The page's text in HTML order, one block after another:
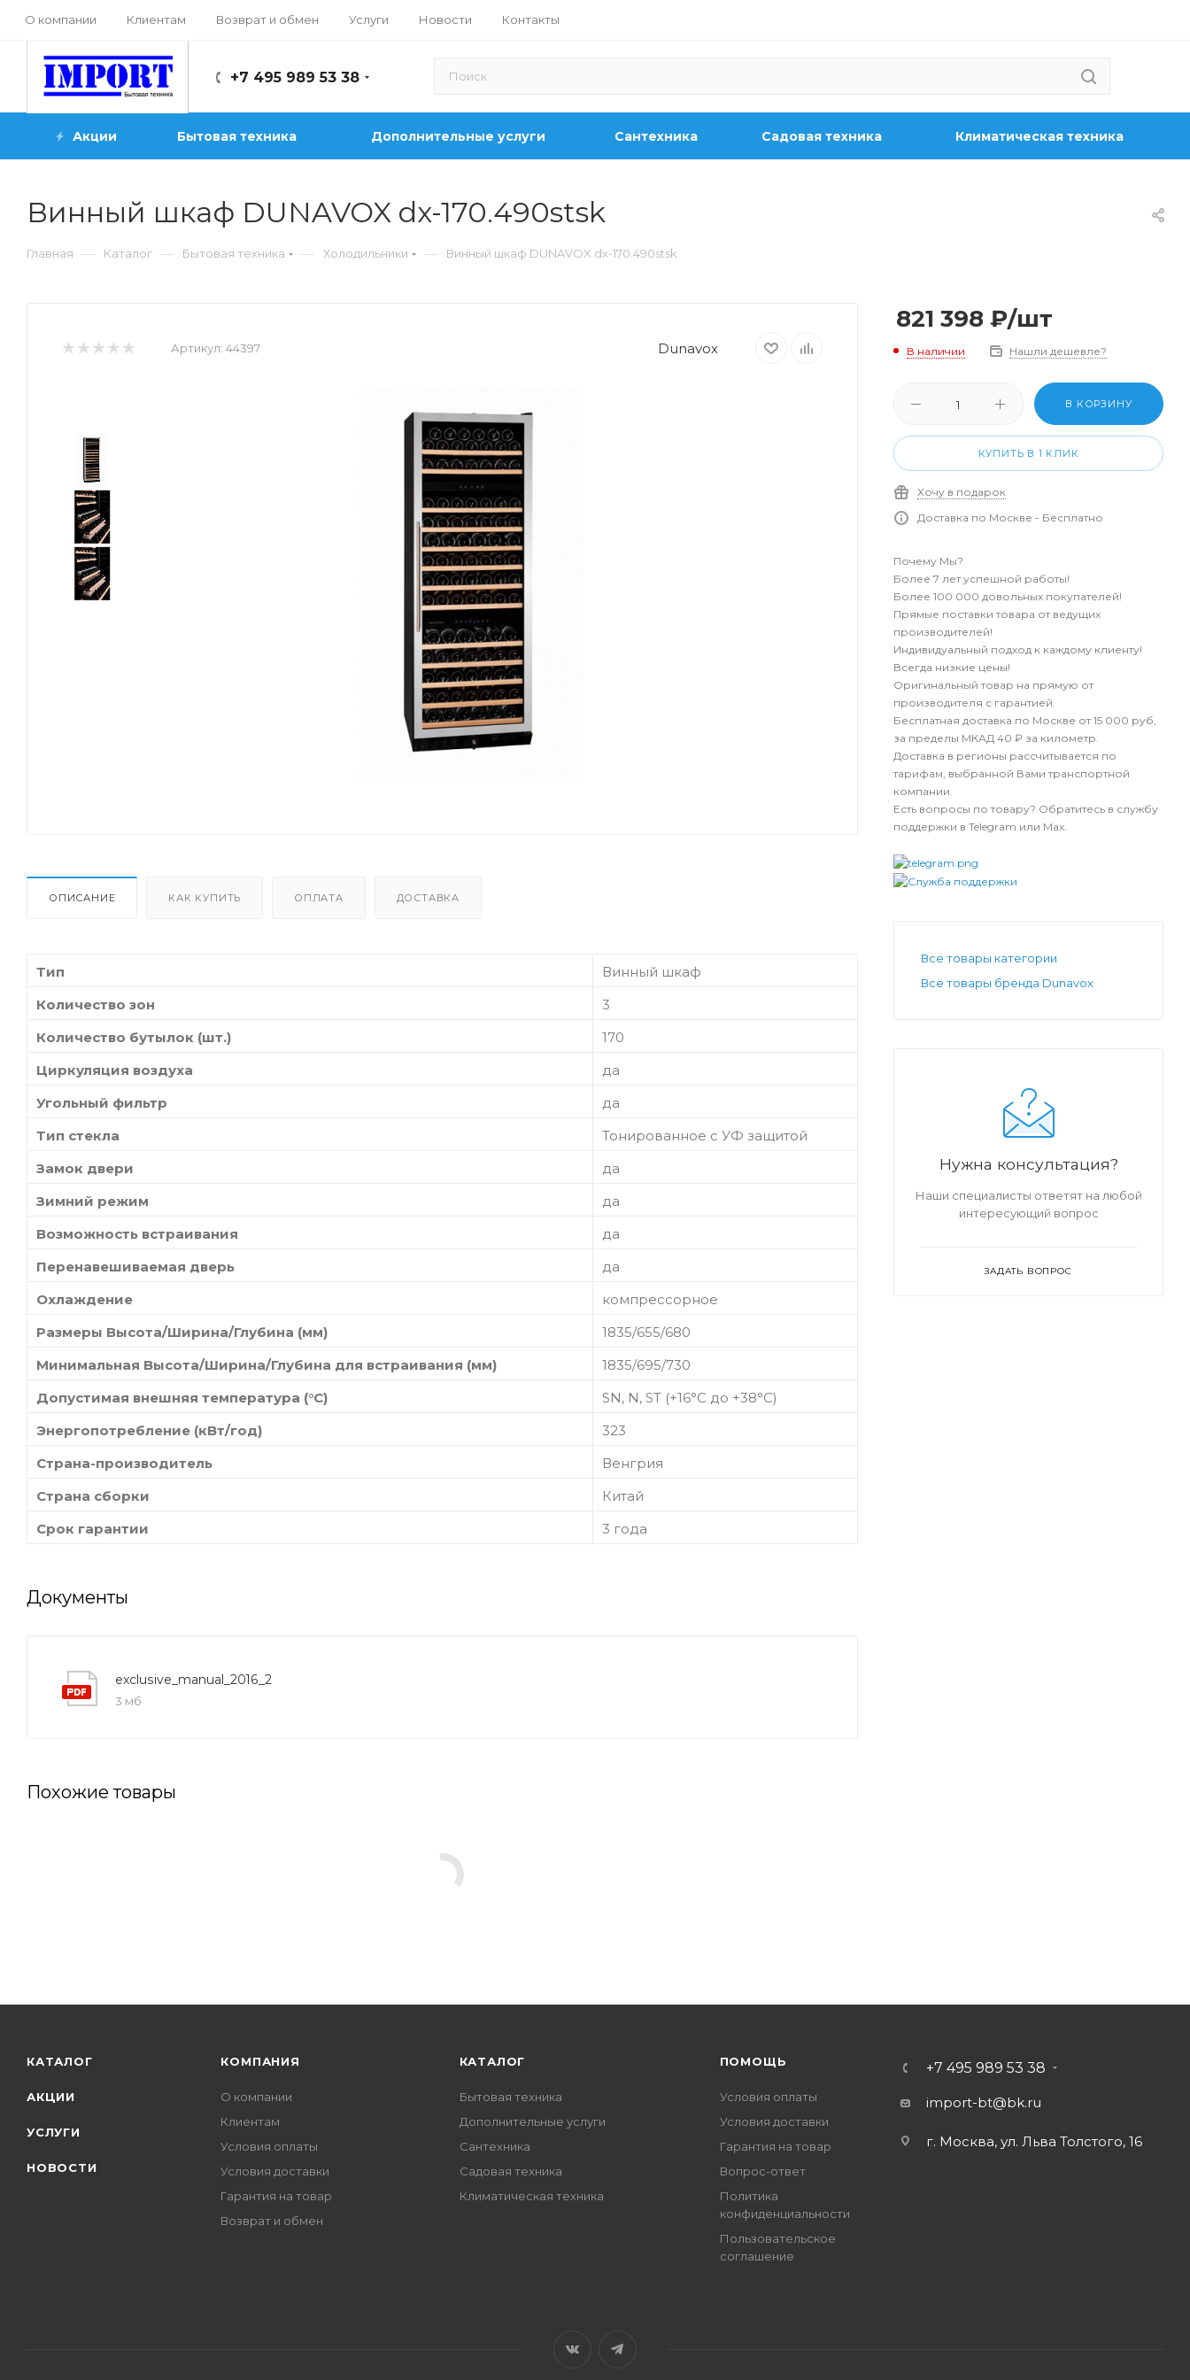
О компании Клиентам Возврат и обмен Услуги Новости Контакты
+7 495 989 53 38
Акции Бытовая техника Дополнительные услуги Сантехника Садовая техника Климатическая техника
Винный шкаф DUNAVOX dx-170.490stsk
Главная — Каталог — Бытовая техника — Холодильники — Винный шкаф DUNAVOX dx-170.490stsk
Артикул: 44397 Dunavox
ОПИСАНИЕ КАК КУПИТЬ ОПЛАТА ДОСТАВКА
Тип
Винный шкаф
Количество зон
3
Количество бутылок (шт.)
170
Циркуляция воздуха
да
Угольный фильтр
да
Тип стекла
Тонированное с УФ защитой
Замок двери
да
Зимний режим
да
Возможность встраивания
да
Перенавешиваемая дверь
да
Охлаждение
компрессорное
Размеры Высота/Ширина/Глубина (мм)
1835/655/680
Минимальная Высота/Ширина/Глубина для встраивания (мм)
1835/695/730
Допустимая внешняя температура (°C)
SN, N, ST (+16°С до +38°С)
Энергопотребление (кВт/год)
323
Страна-производитель
Венгрия
Страна сборки
Китай
Срок гарантии
3 года
Документы
exclusive_manual_2016_2
3 мб
Похожие товары
821 398 ₽/шт
В наличии Нашли дешевле?
В КОРЗИНУ
КУПИТЬ В 1 КЛИК
Хочу в подарок
Доставка по Москве - Бесплатно
Почему Мы?
Более 7 лет успешной работы!
Более 100 000 довольных покупателей!
Прямые поставки товара от ведущих
производителей!
Индивидуальный подход к каждому клиенту!
Всегда низкие цены!
Оригинальный товар на прямую от
производителя с гарантией.
Бесплатная доставка по Москве от 15 000 руб,
за пределы МКАД 40 ₽ за километр.
Доставка в регионы рассчитывается по
тарифам, выбранной Вами транспортной
компании.
Есть вопросы по товару? Обратитесь в службу
поддержки в Telegram или Max.
Все товары категории
Все товары бренда Dunavox
Нужна консультация?
Наши специалисты ответят на любой
интересующий вопрос
ЗАДАТЬ ВОПРОС
КАТАЛОГ
АКЦИИ
УСЛУГИ
НОВОСТИ
КОМПАНИЯ
О компании
Клиентам
Условия оплаты
Условия доставки
Гарантия на товар
Возврат и обмен
КАТАЛОГ
Бытовая техника
Дополнительные услуги
Сантехника
Садовая техника
Климатическая техника
ПОМОЩЬ
Условия оплаты
Условия доставки
Гарантия на товар
Вопрос-ответ
Политика
конфиденциальности
Пользовательское
соглашение
+7 495 989 53 38
import-bt@bk.ru
г. Москва, ул. Льва Толстого, 16